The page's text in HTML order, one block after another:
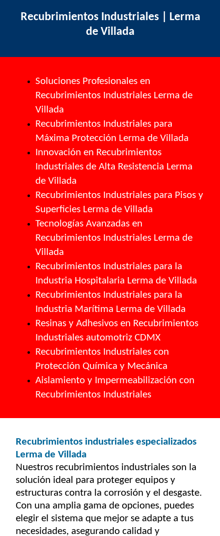
Recubrimientos Industriales | Lerma
de Villada
Soluciones Profesionales en
Recubrimientos Industriales Lerma de
Villada
Recubrimientos Industriales para
Máxima Protección Lerma de Villada
Innovación en Recubrimientos
Industriales de Alta Resistencia Lerma
de Villada
Recubrimientos Industriales para Pisos y
Superficies Lerma de Villada
Tecnologías Avanzadas en
Recubrimientos Industriales Lerma de
Villada
Recubrimientos Industriales para la
Industria Hospitalaria Lerma de Villada
Recubrimientos Industriales para la
Industria Marítima Lerma de Villada
Resinas y Adhesivos en Recubrimientos
Industriales automotriz CDMX
Recubrimientos Industriales con
Protección Química y Mecánica
Aislamiento y Impermeabilización con
Recubrimientos Industriales
Recubrimientos industriales especializados
Lerma de Villada
Nuestros recubrimientos industriales son la
solución ideal para proteger equipos y
estructuras contra la corrosión y el desgaste.
Con una amplia gama de opciones, puedes
elegir el sistema que mejor se adapte a tus
necesidades, asegurando calidad y